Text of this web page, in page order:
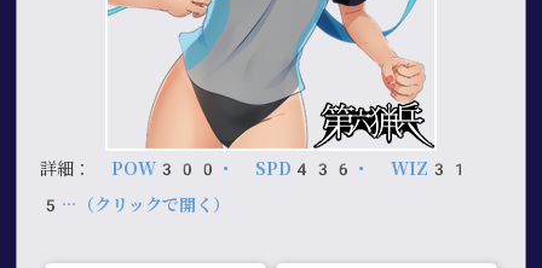
詳細： POW300・ SPD436・ WIZ31
5…（クリックで開く）